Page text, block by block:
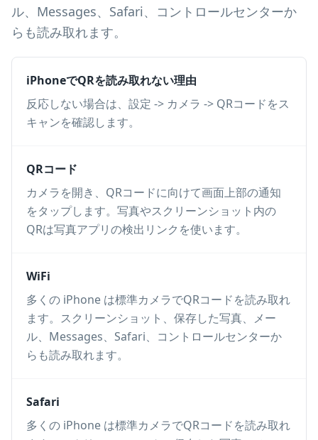
ル、Messages、Safari、コントロールセンターか
らも読み取れます。
iPhoneでQRを読み取れない理由
反応しない場合は、設定 -> カメラ -> QRコードをス
キャンを確認します。
QRコード
カメラを開き、QRコードに向けて画面上部の通知
をタップします。写真やスクリーンショット内の
QRは写真アプリの検出リンクを使います。
WiFi
多くの iPhone は標準カメラでQRコードを読み取れ
ます。スクリーンショット、保存した写真、メー
ル、Messages、Safari、コントロールセンターか
らも読み取れます。
Safari
多くの iPhone は標準カメラでQRコードを読み取れ